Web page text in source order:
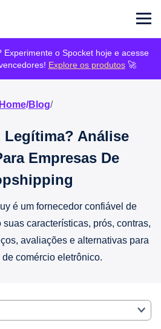
Experimente o Spocket hoje e acesse
Explore os produtos🚀
Home/Blog/
Legítima? Análise
Empresas De
é um fornecedor confiável de
características, prós, contras,
avaliações e alternativas para
comércio eletrônico.